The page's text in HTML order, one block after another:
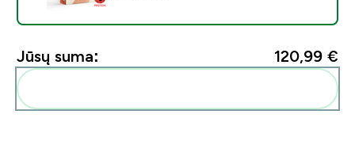
Jūsų suma: 120,99 €‎